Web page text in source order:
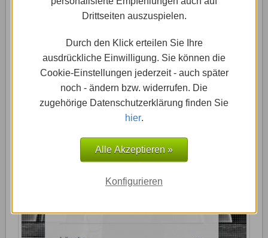
Drittseiten auszuspielen.
Durch den Klick erteilen Sie Ihre
ausdrückliche Einwilligung. Sie können die
Cookie-Einstellungen jederzeit - auch später
noch - ändern bzw. widerrufen. Die
zugehörige Datenschutzerklärung finden Sie
hier.
Alle Akzeptieren »
Konfigurieren
Anpassungen vornehmen. Unter dem Reiter „My Info“
hast Du beispielsweise die Möglichkeit, eine E-Mail-
Adresse anzugeben. An diese Adresse werden dann
regelmäßig Auswertungen über den Website-Traffic
Deiner Seite gesendet. Du hast auch hier unter
anderem die Option, Deine gewünschte Zeitzone
einzustellen.
Web-Stat App auf allen Seiten